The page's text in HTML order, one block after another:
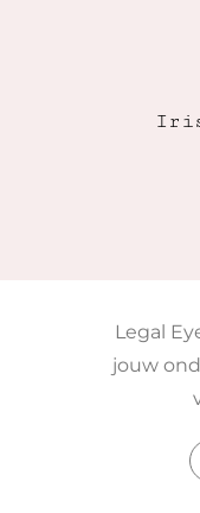
Legal
jouw